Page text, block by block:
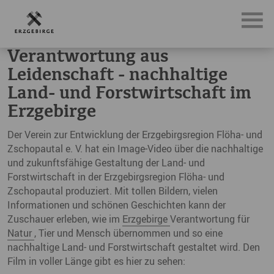
News, Neuigkeiten & Nachrichten aus dem Erzgebirge
Verantwortung aus
Leidenschaft - nachhaltige
Land- und Forstwirtschaft im
Erzgebirge
Der Verein zur Entwicklung der Erzgebirgsregion Flöha- und
Zschopautal e. V. hat ein Image-Video über die nachhaltige
und zukunftsfähige Gestaltung der Land- und
Forstwirtschaft in der Erzgebirgsregion Flöha- und
Zschopautal produziert. Mit tollen Bildern, vielen
Informationen und schönen Geschichten kann der
Zuschauer erleben, wie im ErzgebirgeVerantwortung für
Natur , Tier und Mensch übernommen und so eine
nachhaltige Land- und Forstwirtschaft gestaltet wird. Den
Film in voller Länge gibt es hier zu sehen: